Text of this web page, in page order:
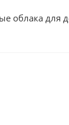
облака для